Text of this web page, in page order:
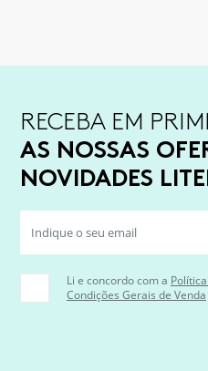
RECEBA EM
AS NOSSAS
NOVIDADES
Li e concordo com a
Condições Gerais de Venda